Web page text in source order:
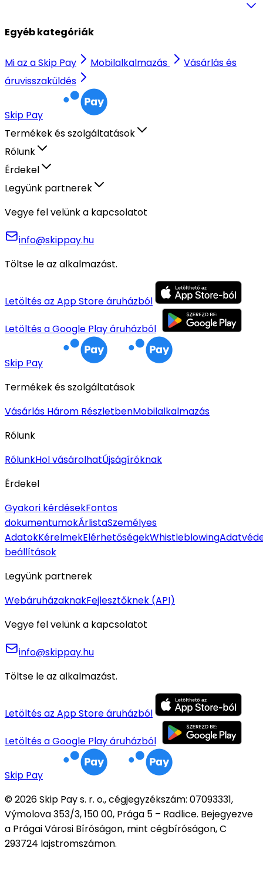
Egyéb kategóriák
Mi az a Skip Pay Mobilalkalmazás
Vásárlás és
áruvisszaküldés
Skip Pay
Termékek és szolgáltatások
Rólunk
Érdekel
Legyünk partnerek
Vegye fel velünk a kapcsolatot
info@skippay.hu
Töltse le az alkalmazást.
Letöltés az App Store áruházból
Letöltés a Google Play áruházból
Skip Pay
Termékek és szolgáltatások
Vásárlás Három RészletbenMobilalkalmazás
Rólunk
RólunkHol vásárolhatÚjságíróknak
Érdekel
Gyakori kérdésekFontos
dokumentumokÁrlistaSzemélyes
AdatokKérelmekElérhetőségekWhistleblowing
beállítások
Legyünk partnerek
WebáruházaknakFejlesztőknek (API)
Vegye fel velünk a kapcsolatot
info@skippay.hu
Töltse le az alkalmazást.
Letöltés az App Store áruházból
Letöltés a Google Play áruházból
Skip Pay
© 2026 Skip Pay s. r. o., cégjegyzékszám: 07093331,
Výmolova 353/3, 150 00, Prága 5 – Radlice. Bejegyezve
a Prágai Városi Bíróságon, mint cégbíróságon, C
293724 lajstromszámon.